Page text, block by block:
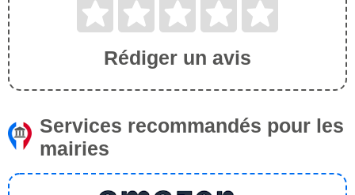
Rédiger un avis
Services recommandés pour les
mairies